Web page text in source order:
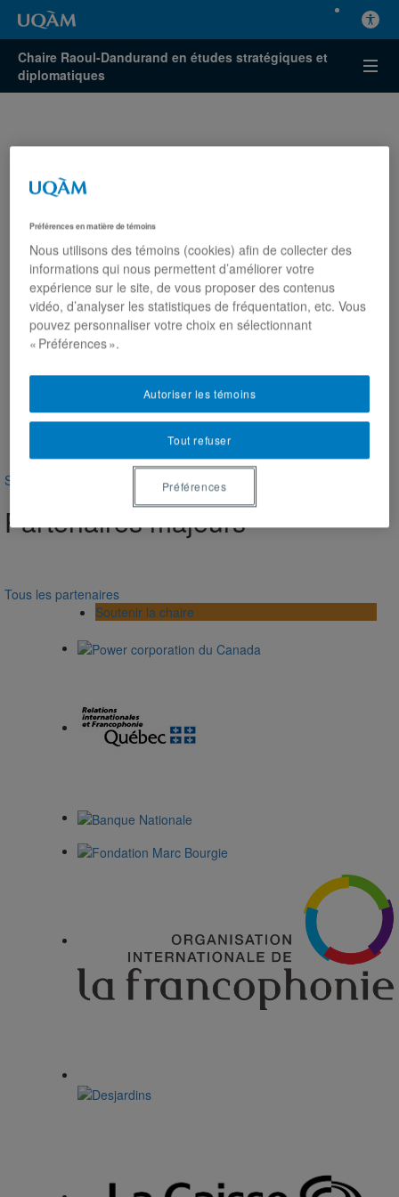
Chaire Raoul-Dandurand en études stratégiques et
diplomatiques
Entrevue avec Sami
Aoun: «nouvelle phase»
pour la guerre en Iran
Sami Aoun
La Voix de l'Est
Dimanche 22 juin 2025
Lien externe
Soutenir la chaire
Partenaires majeurs
Tous les partenaires
Soutenir la chaire
Préférences en matière de témoins
Nous utilisons des témoins (cookies) afin de collecter des
informations qui nous permettent d’améliorer votre
expérience sur le site, de vous proposer des contenus
vidéo, d’analyser les statistiques de fréquentation, etc. Vous
pouvez personnaliser votre choix en sélectionnant
« Préférences ».
Tout refuser
Autoriser les témoins
Préférences